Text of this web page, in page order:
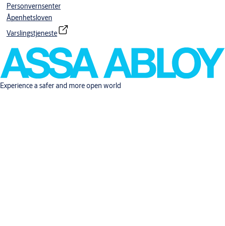
Personvernsenter
Åpenhetsloven
Varslingstjeneste
Experience a safer and more open world